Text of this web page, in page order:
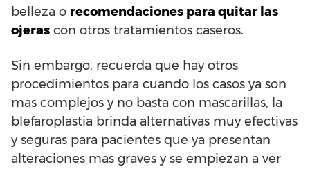
belleza o recomendaciones para quitar las
ojeras con otros tratamientos caseros.
Sin embargo, recuerda que hay otros
procedimientos para cuando los casos ya son
mas complejos y no basta con mascarillas, la
blefaroplastia brinda alternativas muy efectivas
y seguras para pacientes que ya presentan
alteraciones mas graves y se empiezan a ver